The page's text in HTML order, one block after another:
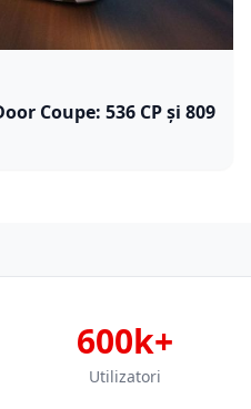
Coupe: 536 CP și 809
600k+
Utilizatori